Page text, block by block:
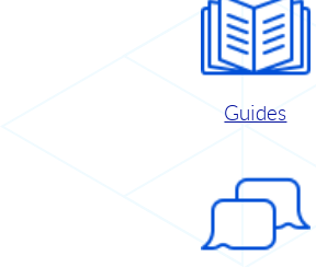
Guides